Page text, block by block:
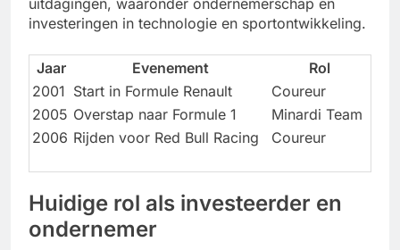
investeringen in technologie en sportontwikkeling.
Jaar Evenement
Rol
2001 Start in Formule Renault
Coureur
2005 Overstap naar Formule 1
Minardi Team
2006 Rijden voor Red Bull Racing Coureur
Huidige rol als investeerder en
ondernemer